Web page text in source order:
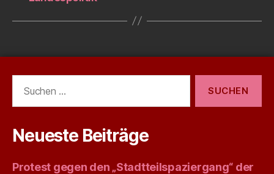
nach:
Neueste Beiträge
Protest gegen den „Stadtteilspaziergang“ der